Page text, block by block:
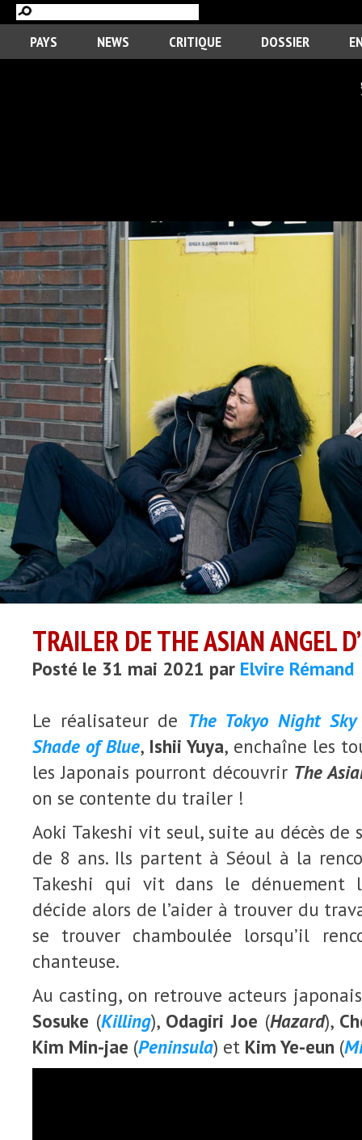
PAYS NEWS CRITIQUE DOSSIER
TRAILER DE THE ASIAN ANGEL
Posté le 31 mai 2021 par Elvire Rémand
Le réalisateur de The Tokyo Night
Shade of Blue, Ishii Yuya, enchaîne les
les Japonais pourront découvrir The
on se contente du trailer !
Aoki Takeshi vit seul, suite au décès de
de 8 ans. Ils partent à Séoul à la
Takeshi qui vit dans le dénuement
décide alors de l’aider à trouver du
se trouver chamboulée lorsqu’il
chanteuse.
Au casting, on retrouve acteurs
Sosuke (Killing), Odagiri Joe (Hazard),
Kim Min-jae (Peninsula) et Kim Ye-eun (